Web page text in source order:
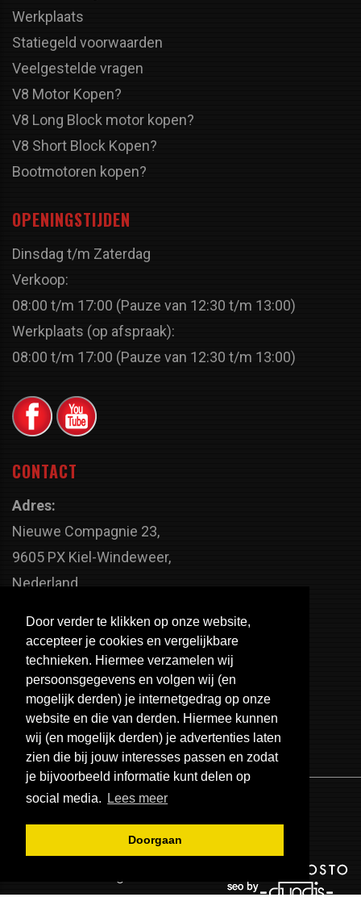
Door verder te klikken op onze website,
accepteer je cookies en vergelijkbare
technieken. Hiermee verzamelen wij
persoonsgegevens en volgen wij (en
mogelijk derden) je internetgedrag op onze
website en die van derden. Hiermee kunnen
wij (en mogelijk derden) je advertenties laten
zien die bij jouw interesses passen en zodat
je bijvoorbeeld informatie kunt delen op
social media.
Lees meer
Doorgaan
Werkplaats
Statiegeld voorwaarden
Veelgestelde vragen
V8 Motor Kopen?
V8 Long Block motor kopen?
V8 Short Block Kopen?
Bootmotoren kopen?
OPENINGSTIJDEN
Dinsdag t/m Zaterdag
Verkoop:
08:00 t/m 17:00 (Pauze van 12:30 t/m 13:00)
Werkplaats (op afspraak):
08:00 t/m 17:00 (Pauze van 12:30 t/m 13:00)
CONTACT
Adres:
Nieuwe Compagnie 23,
9605 PX Kiel-Windeweer,
Nederland
+31 598 - 320 402
Telefoonnummer:
+31 598 - 350 330
Email:
info@usa-engines.com